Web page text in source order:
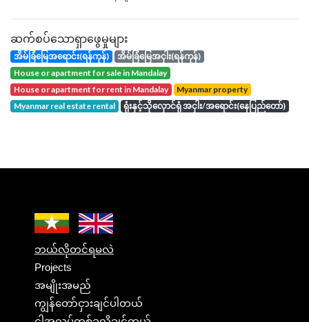
ဆက်စပ်သောရှာဖွေမှုများ
အိမ်ခြံမြေအရောင်း(ရန်ကုန်)
အိမ်ခြံမြေအငှါး(ရန်ကုန်)
house or apartment for sale in Mandalay
house or apartment for rent in Mandalay
Myanmar property
Myanmar real estate rental
ရုံးနှင့်သိုလှောင်ရုံ အငှါး/အရောင်း(နေပြည်တော်)
ဘယ်လိုတင်ရမလဲ
Projects
အမျိုးအမည်
ကျွန်တော်ငှားချင်ပါတယ်